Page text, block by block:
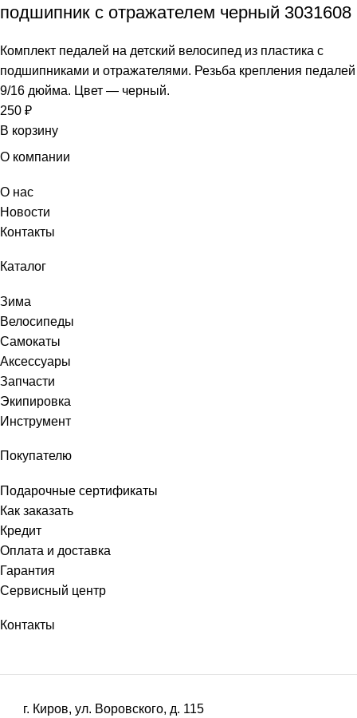
подшипник с отражателем черный 3031608
Комплект педалей на детский велосипед из пластика с
подшипниками и отражателями. Резьба крепления педалей
9/16 дюйма. Цвет — черный.
250 ₽
В корзину
О компании
О нас
Новости
Контакты
Каталог
Зима
Велосипеды
Самокаты
Аксессуары
Запчасти
Экипировка
Инструмент
Покупателю
Подарочные сертификаты
Как заказать
Кредит
Оплата и доставка
Гарантия
Сервисный центр
Контакты
г. Киров, ул. Воровского, д. 115